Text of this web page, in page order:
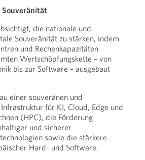
Souveränität
die nationale und
Souveränität zu stärken, indem
und Rechenkapazitäten
Wertschöpfungskette – von
bis zur Software – ausgebaut
einer souveränen und
für KI, Cloud, Edge und
(HPC), die Förderung
und sicherer
sowie die stärkere
Hard- und Software.